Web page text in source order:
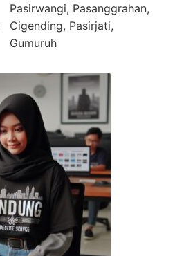
Pasirwangi, Pasanggrahan,
Cigending, Pasirjati,
Gumuruh